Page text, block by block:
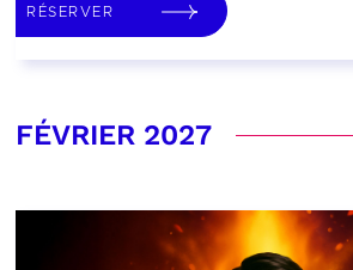
RÉSERVER
FÉVRIER 2027